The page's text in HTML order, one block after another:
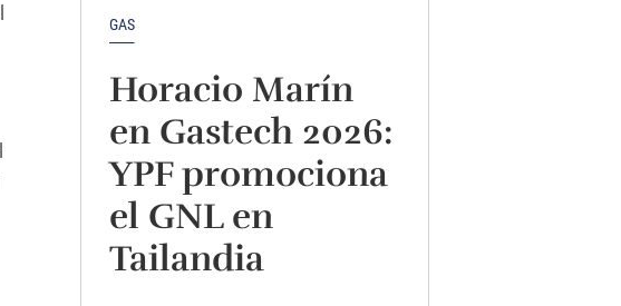
GAS
Horacio Marín
en Gastech 2026:
YPF promociona
el GNL en
Tailandia